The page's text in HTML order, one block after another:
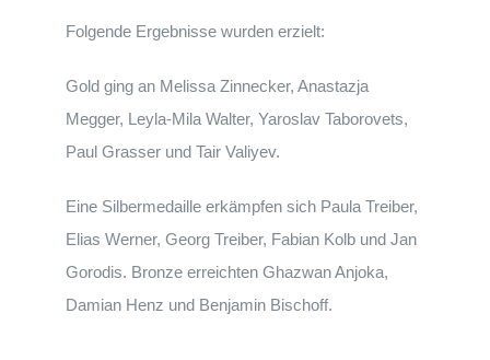
Folgende Ergebnisse wurden erzielt:
Gold ging an Melissa Zinnecker, Anastazja
Megger, Leyla-Mila Walter, Yaroslav Taborovets,
Paul Grasser und Tair Valiyev.
Eine Silbermedaille erkämpfen sich Paula Treiber,
Elias Werner, Georg Treiber, Fabian Kolb und Jan
Gorodis. Bronze erreichten Ghazwan Anjoka,
Damian Henz und Benjamin Bischoff.